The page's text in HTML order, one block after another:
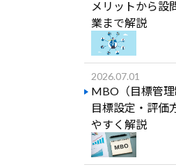
メリットから設
業まで解説
2026.07.01
MBO（目標管理
目標設定・評価
やすく解説